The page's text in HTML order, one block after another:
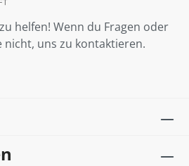
helfen! Wenn du Fragen oder
nicht, uns zu kontaktieren.